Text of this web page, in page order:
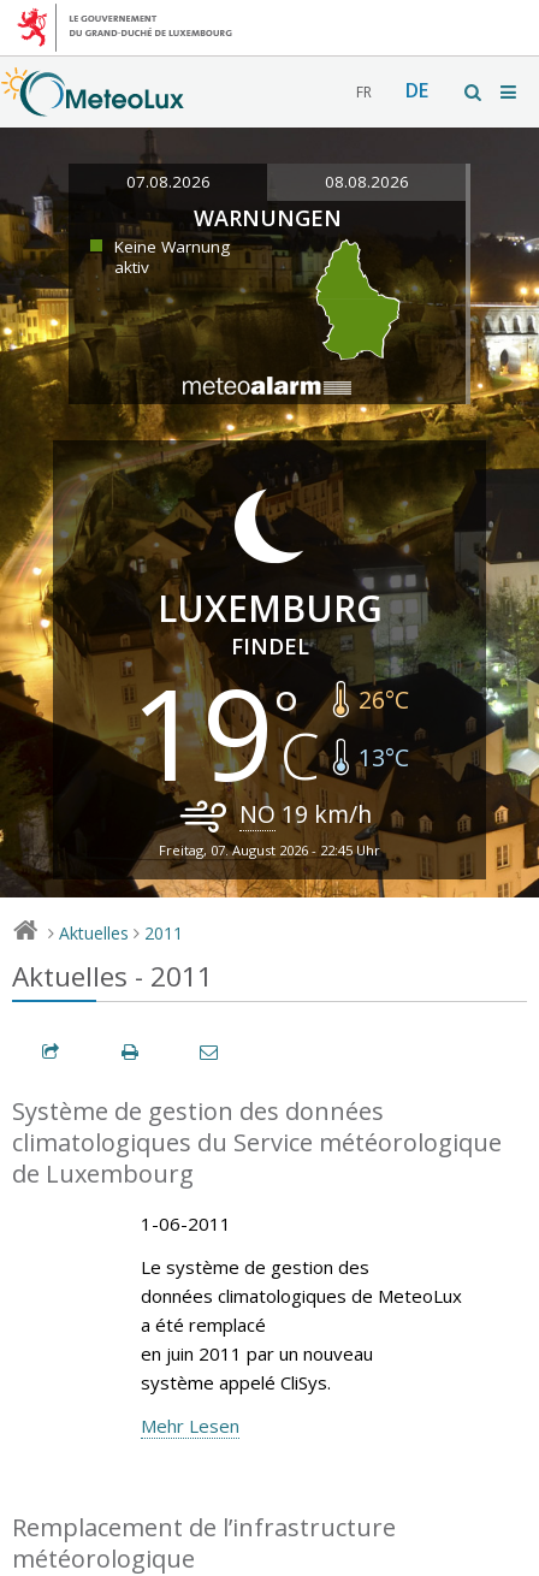
FR DE
07.08.2026 08.08.2026
WARNUNGEN
Keine Warnung
aktiv
LUXEMBURG
FINDEL
19 26°C
13°C
NO 19 km/h
Freitag, 07. August 2026 - 22:45 Uhr
> Aktuelles > 2011
Aktuelles - 2011
Système de gestion des données
climatologiques du Service météorologique
de Luxembourg
1-06-2011
Le système de gestion des
données climatologiques de MeteoLux
a été remplacé
en juin 2011 par un nouveau
système appelé CliSys.
Mehr Lesen
Remplacement de l’infrastructure
météorologique